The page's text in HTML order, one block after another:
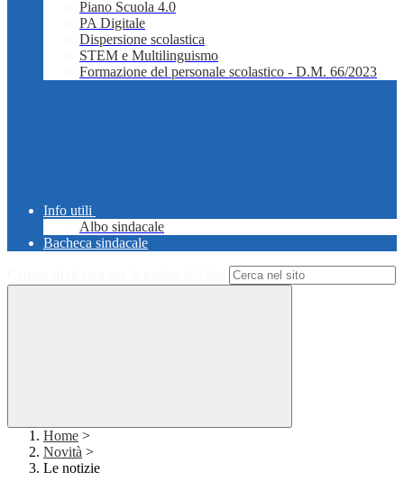
Piano Scuola 4.0
PA Digitale
Dispersione scolastica
STEM e Multilinguismo
Formazione del personale scolastico - D.M. 66/2023
Info utili
Albo sindacale
Bacheca sindacale
Home >
Novità >
Le notizie